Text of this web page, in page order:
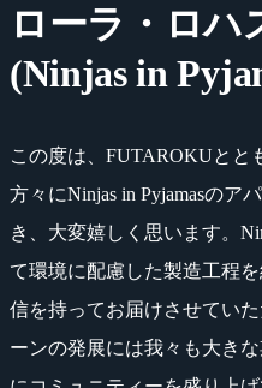
ローラ・ロハ
(Ninjas in
この度は、FUTAROKUとと
方々にNinjas in Pyjamasのア
き、大変嬉しく思います。
て環境に配慮した製造工程
信を持ってお届けさせてい
ーンの発展には我々も大き